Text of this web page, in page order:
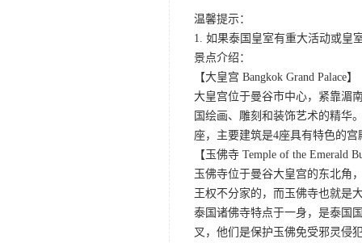
温馨提示：
1. 如果泰国皇室有重大活动或皇
景点介绍：
【大皇宫 Bangkok Grand Palace】
大皇宫位于曼谷市中心，紧靠湄
国绘画、雕刻和装饰艺术的精华
座，主要建筑是4座具有特色的
【玉佛寺 Temple of the Emerald
玉佛寺位于曼谷大皇宫的东北角
王权不分家的，而玉佛寺也就是
泰国诸佛寺特点于一身，是泰国
叉，他们是保护玉佛免受邪灵侵